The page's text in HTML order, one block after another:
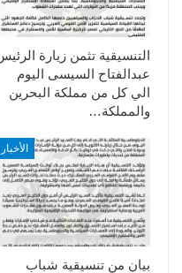
التنسيقية تثمن زيارة
عبدالفتاح السيسى اليوم
الي كل من مملكة البحرين
والمملكة…
الأخبار
بيان من تنسيقية شباب